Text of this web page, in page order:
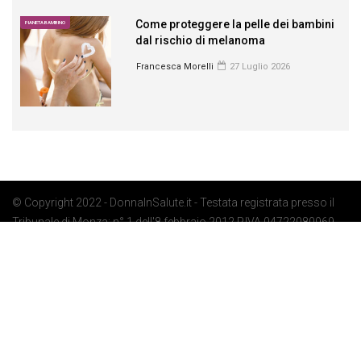
PIANETA BAMBINO
Come proteggere la pelle dei bambini
dal rischio di melanoma
Francesca Morelli 27 Luglio 2026
© Copyright 2022 - DonnaInSalute.it - Testata registrata presso il
Tribunale di Monza: n° 1 dell'8 febbraio 2012 P.IVA 04722080969 -